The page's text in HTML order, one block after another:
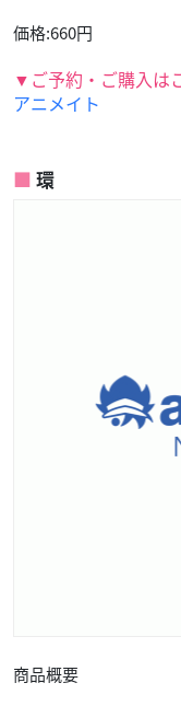
価格:660円
▼ご予約・ご購入は
アニメイト
環
商品概要